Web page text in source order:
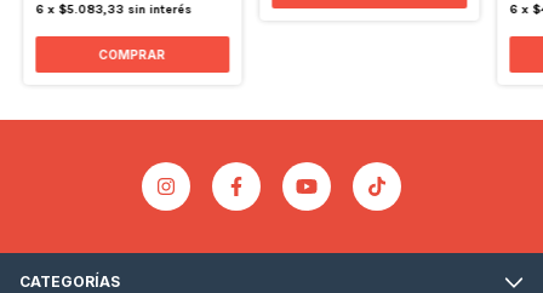
6 x $5.083,33 sin interés
COMPRAR
6 x
CATEGORÍAS